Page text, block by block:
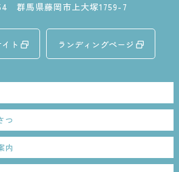
群馬県藤岡市上大塚1759-7
ト ランディングページ
つ
内